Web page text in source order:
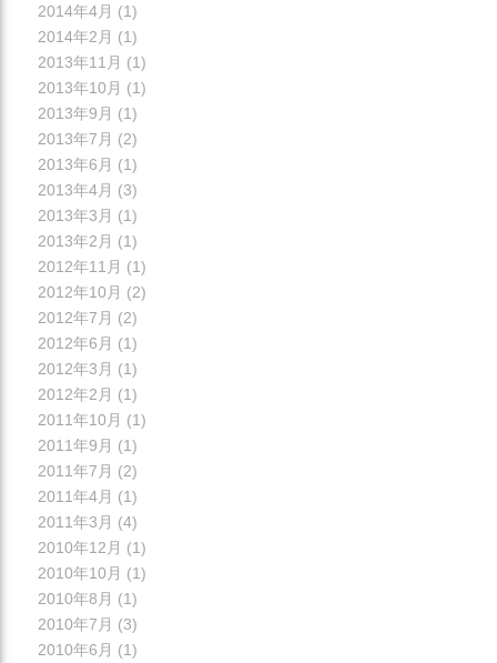
2014年4月 (1)
2014年2月 (1)
2013年11月 (1)
2013年10月 (1)
2013年9月 (1)
2013年7月 (2)
2013年6月 (1)
2013年4月 (3)
2013年3月 (1)
2013年2月 (1)
2012年11月 (1)
2012年10月 (2)
2012年7月 (2)
2012年6月 (1)
2012年3月 (1)
2012年2月 (1)
2011年10月 (1)
2011年9月 (1)
2011年7月 (2)
2011年4月 (1)
2011年3月 (4)
2010年12月 (1)
2010年10月 (1)
2010年8月 (1)
2010年7月 (3)
2010年6月 (1)